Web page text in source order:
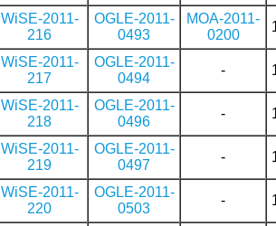
WiSE-2011-
216
OGLE-2011-
0493
MOA-2011-
0200
WiSE-2011-
217
OGLE-2011-
0494
-
WiSE-2011-
218
OGLE-2011-
0496
-
WiSE-2011-
219
OGLE-2011-
0497
-
WiSE-2011-
220
OGLE-2011-
0503
-